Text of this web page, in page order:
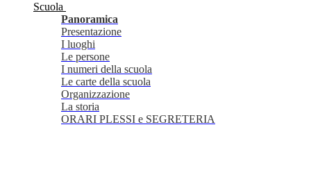
Scuola
Panoramica
Presentazione
I luoghi
Le persone
I numeri della scuola
Le carte della scuola
Organizzazione
La storia
ORARI PLESSI e SEGRETERIA